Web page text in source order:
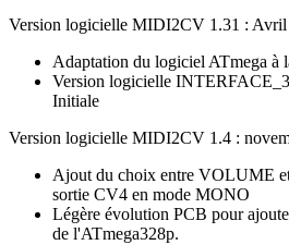
Version logicielle MIDI2CV 1.31 : Avril
Adaptation du logiciel ATmega à
Version logicielle
Initiale
Version logicielle MIDI2CV 1.4 :
Ajout du choix entre VOLUME
sortie CV4 en mode MONO
Légère évolution PCB pour
de l'ATmega328p.